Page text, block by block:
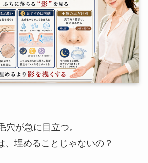
穴が急に目立つ。
、埋めることじゃないの？